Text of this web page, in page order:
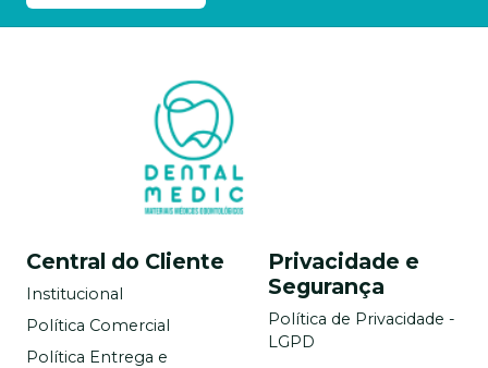
Central do Cliente
Institucional
Política Comercial
Política Entrega e
Privacidade e
Segurança
Política de Privacidade -
LGPD